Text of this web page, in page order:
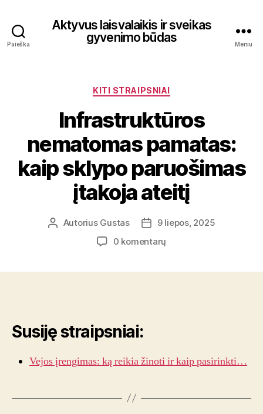
Paieška
Aktyvus laisvalaikis ir sveikas
gyvenimo būdas
Meniu
Kategorijos
KITI STRAIPSNIAI
Infrastruktūros
nematomas pamatas:
kaip sklypo paruošimas
įtakoja ateitį
ĮrašoAutorius Gustas
Įrašo9 liepos, 2025
0 komentarų
Susiję straipsniai:
Vejos įrengimas: ką reikia žinoti ir kaip pasirinkti…